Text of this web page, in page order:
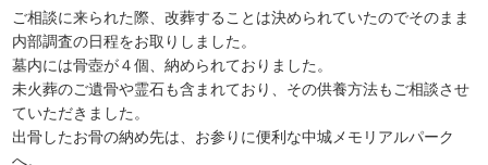
ご相談に来られた際、改葬することは決められていたのでそのまま
内部調査の日程をお取りしました。
墓内には骨壺が４個、納められておりました。
未火葬のご遺骨や霊石も含まれており、その供養方法もご相談させ
ていただきました。
出骨したお骨の納め先は、お参りに便利な中城メモリアルパーク
へ。